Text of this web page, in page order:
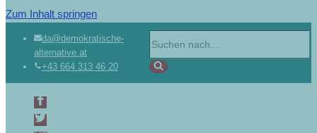
Zum Inhalt springen
da@demokratische-
alternative.at
+43 664 313 46 20